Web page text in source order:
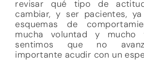
revisar qué tipo de
cambiar, y ser pacientes,
esquemas de
mucha voluntad y
sentimos que no
importante acudir con un